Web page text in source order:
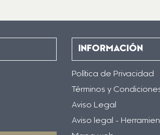
INFORMACIÓN
Política de Privacidad
Términos y
Aviso Legal
Aviso legal -